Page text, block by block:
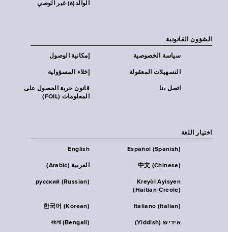
الوالد(ة) غير الوصي
الشؤون القانونية
إمكانية الوصول سياسة الخصوصية
إخلاء المسؤولية التسهيلات المعقولة
قانون حرية الحصول على
المعلومات (FOIL)
اتصل بنا
اختيار اللغة
English Español (Spanish)
العربية (Arabic) 中文 (Chinese)
русский (Russian)
Kreyòl Ayisyen
(Haitian-Creole)
한국어 (Korean) Italiano (Italian)
বাংলা (Bengali) אידיש (Yiddish)